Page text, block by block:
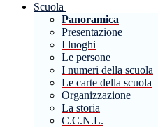
Scuola
Panoramica
Presentazione
I luoghi
Le persone
I numeri della scuola
Le carte della scuola
Organizzazione
La storia
C.C.N.L.